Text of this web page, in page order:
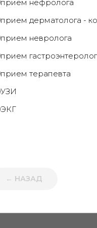
прием нефролога
прием дерматолога -
прием невролога
прием
прием терапевта
УЗИ
ЭКГ
← НАЗАД